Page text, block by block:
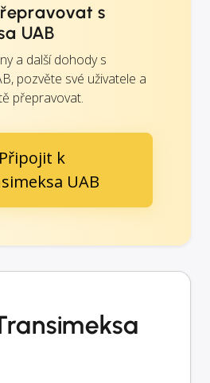
s
UAB
a další dohody s
pozvěte své uživatele a
přepravovat.
Připojit k
UAB